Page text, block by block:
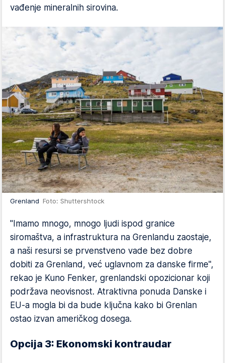
vađenje mineralnih sirovina.
Grenland Foto: Shuttershtock
"Imamo mnogo, mnogo ljudi ispod granice
siromaštva, a infrastruktura na Grenlandu zaostaje,
a naši resursi se prvenstveno vade bez dobre
dobiti za Grenland, već uglavnom za danske firme",
rekao je Kuno Fenker, grenlandski opozicionar koji
podržava neovisnost. Atraktivna ponuda Danske i
EU-a mogla bi da bude ključna kako bi Grenlan
ostao izvan američkog dosega.
Opcija 3: Ekonomski kontraudar